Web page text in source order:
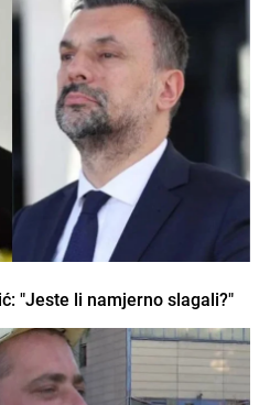
"Jeste li namjerno slagali?"